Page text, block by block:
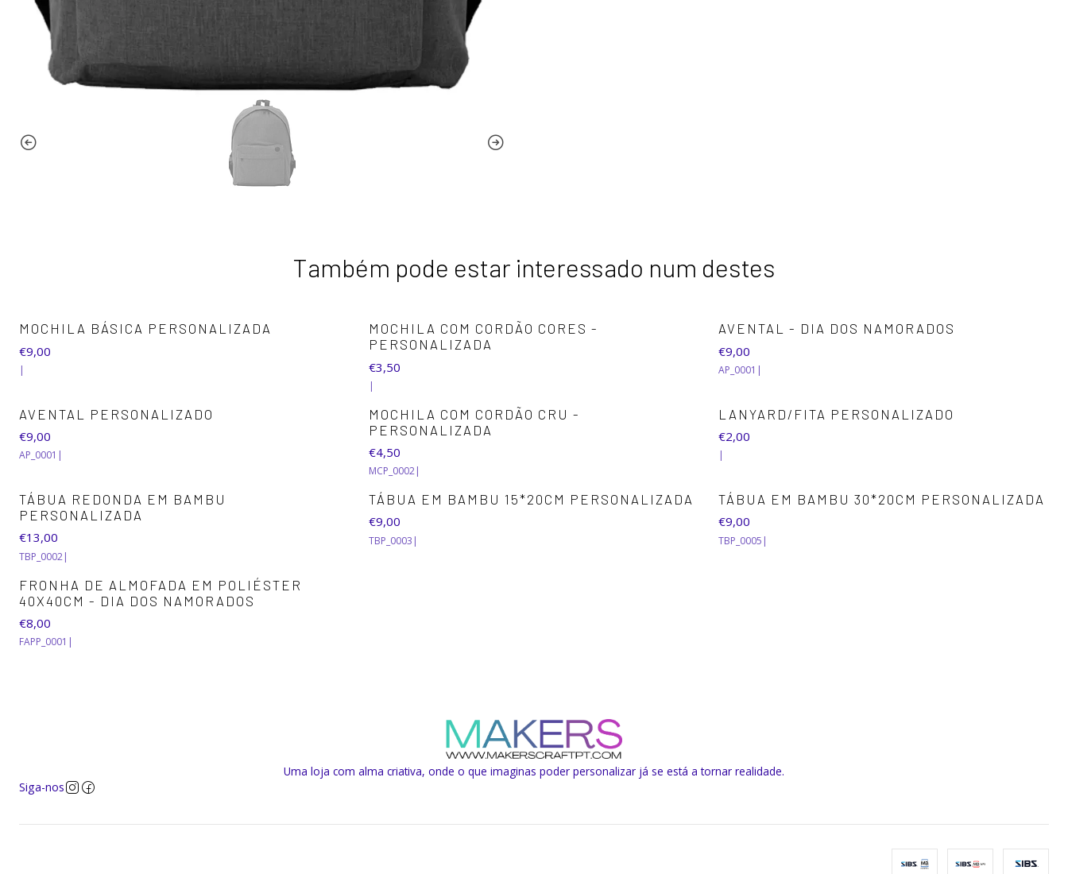
Também pode estar interessado num destes
MOCHILA BÁSICA PERSONALIZADA
€9,00
|
MOCHILA COM CORDÃO CORES -
PERSONALIZADA
€3,50
|
AVENTAL - DIA DOS NAMORADOS
€9,00
AP_0001 |
AVENTAL PERSONALIZADO
€9,00
AP_0001 |
MOCHILA COM CORDÃO CRU -
PERSONALIZADA
€4,50
MCP_0002|
LANYARD/FITA PERSONALIZADO
€2,00
|
TÁBUA REDONDA EM BAMBU
PERSONALIZADA
€13,00
TBP_0002|
TÁBUA EM BAMBU 15*20CM PERSONALIZADA
€9,00
TBP_0003 |
TÁBUA EM BAMBU 30*20CM PERSONALIZADA
€9,00
TBP_0005 |
FRONHA DE ALMOFADA EM POLIÉSTER
40X40CM - DIA DOS NAMORADOS
€8,00
FAPP_0001 |
Uma loja com alma criativa, onde o que imaginas poder personalizar já se está a tornar realidade.
Siga-nos